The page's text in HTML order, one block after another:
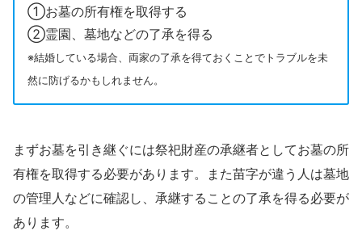
①お墓の所有権を取得する
②霊園、墓地などの了承を得る
※結婚している場合、両家の了承を得ておくことでトラブルを未
然に防げるかもしれません。
まずお墓を引き継ぐには祭祀財産の承継者としてお墓の所
有権を取得する必要があります。また苗字が違う人は墓地
の管理人などに確認し、承継することの了承を得る必要が
あります。